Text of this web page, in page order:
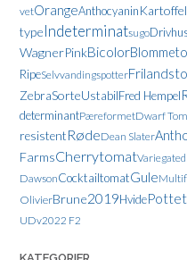
vetOrangeAnthocyanin
typeIndeterminatsugo
WagnerPinkBicolor
RipeSelvvandingspotter
ZebraSorteUstabilFred Hempel
determinantPæreformetDwarf
resistentRødeDean Slater
FarmsCherrytomatVariegated
DawsonCocktailtomatGule
OlivierBrune2019Hvide
UDv2022 F2